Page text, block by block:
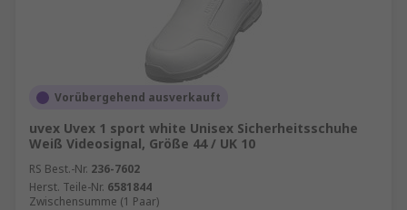
Vorübergehend ausverkauft
uvex Uvex 1 sport white Unisex Sicherheitsschuhe
Weiß Videosignal, Größe 44 / UK 10
RS Best.-Nr. 236-7602
Herst. Teile-Nr. 6581844
Zwischensumme (1 Paar)